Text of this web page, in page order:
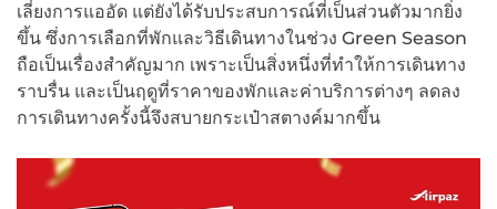
เลี่ยงการแออัด แต่ยังได้รับประสบการณ์ที่เป็นส่วนตัวมากยิ่ง
ขึ้น ซึ่งการเลือกที่พักและวิธีเดินทางในช่วง Green Season
ถือเป็นเรื่องสำคัญมาก เพราะเป็นสิ่งหนึ่งที่ทำให้การเดินทาง
ราบรื่น และเป็นฤดูที่ราคาของพักและค่าบริการต่างๆ ลดลง
การเดินทางครั้งนี้จึงสบายกระเป๋าสตางค์มากขึ้น